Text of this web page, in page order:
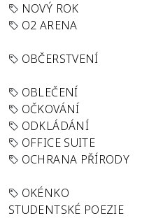
NOVÝ ROK
O2 ARENA
OBČERSTVENÍ
OBLEČENÍ
OČKOVÁNÍ
ODKLÁDÁNÍ
OFFICE SUITE
OCHRANA PŘÍRODY
OKÉNKO
STUDENTSKÉ POEZIE